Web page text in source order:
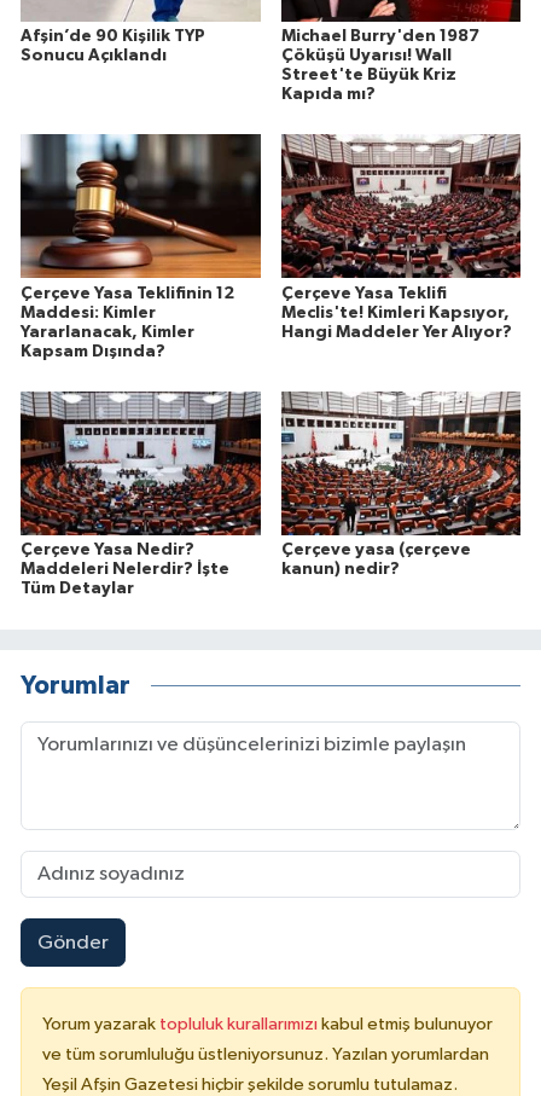
Afşin’de 90 Kişilik TYP
Sonucu Açıklandı
Michael Burry'den 1987
Çöküşü Uyarısı! Wall
Street'te Büyük Kriz
Kapıda mı?
Çerçeve Yasa Teklifinin 12
Maddesi: Kimler
Yararlanacak, Kimler
Kapsam Dışında?
Çerçeve Yasa Teklifi
Meclis'te! Kimleri Kapsıyor,
Hangi Maddeler Yer Alıyor?
Çerçeve Yasa Nedir?
Maddeleri Nelerdir? İşte
Tüm Detaylar
Çerçeve yasa (çerçeve
kanun) nedir?
Yorumlar
Gönder
Yorum yazarak topluluk kurallarımızı kabul etmiş bulunuyor
ve tüm sorumluluğu üstleniyorsunuz. Yazılan yorumlardan
Yeşil Afşin Gazetesi hiçbir şekilde sorumlu tutulamaz.